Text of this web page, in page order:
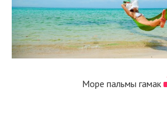
Море пальмы гамак